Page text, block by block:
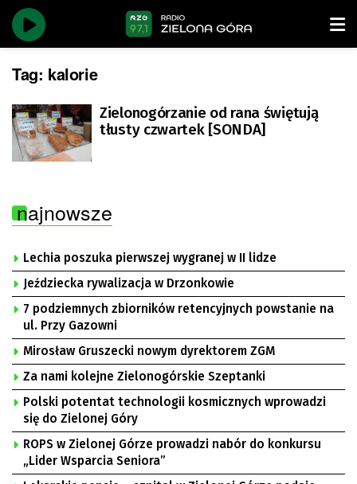
Tag: kalorie
Zielonogórzanie od rana świętują
tłusty czwartek [SONDA]
najnowsze
Lechia poszuka pierwszej wygranej w II lidze
Jeździecka rywalizacja w Drzonkowie
7 podziemnych zbiorników retencyjnych powstanie na
ul. Przy Gazowni
Mirosław Gruszecki nowym dyrektorem ZGM
Za nami kolejne Zielonogórskie Szeptanki
Polski potentat technologii kosmicznych wprowadzi
się do Zielonej Góry
ROPS w Zielonej Górze prowadzi nabór do konkursu
„Lider Wsparcia Seniora”